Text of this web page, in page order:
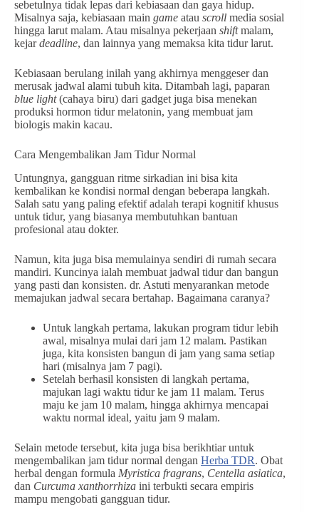
sebetulnya tidak lepas dari kebiasaan dan gaya hidup.
Misalnya saja, kebiasaan main game atau scroll media sosial
hingga larut malam. Atau misalnya pekerjaan shiftmalam,
kejardeadline, dan lainnya yang memaksa kita tidur larut.
Kebiasaan berulang inilah yang akhirnya menggeser dan
merusak jadwal alami tubuh kita. Ditambah lagi, paparan
blue light(cahaya biru) dari gadget juga bisa menekan
produksi hormon tidur melatonin, yang membuat jam
biologis makin kacau.
Cara Mengembalikan Jam Tidur Normal
Untungnya, gangguan ritme sirkadian ini bisa kita
kembalikan ke kondisi normal dengan beberapa langkah.
Salah satu yang paling efektif adalah terapi kognitif khusus
untuk tidur, yang biasanya membutuhkan bantuan
profesional atau dokter.
Namun, kita juga bisa memulainya sendiri di rumah secara
mandiri. Kuncinya ialah membuat jadwal tidur dan bangun
yang pasti dan konsisten. dr. Astuti menyarankan metode
memajukan jadwal secara bertahap. Bagaimana caranya?
Untuk langkah pertama, lakukan program tidur lebih
awal, misalnya mulai dari jam 12 malam. Pastikan
juga, kita konsisten bangun di jam yang sama setiap
hari (misalnya jam 7 pagi).
Setelah berhasil konsisten di langkah pertama,
majukan lagi waktu tidur ke jam 11 malam. Terus
maju ke jam 10 malam, hingga akhirnya mencapai
waktu normal ideal, yaitu jam 9 malam.
Selain metode tersebut, kita juga bisa berikhtiar untuk
mengembalikan jam tidur normal dengan Herba TDR. Obat
herbal dengan formula Myristica fragrans, Centella asiatica,
dan Curcuma xanthorrhiza ini terbukti secara empiris
mampu mengobati gangguan tidur.